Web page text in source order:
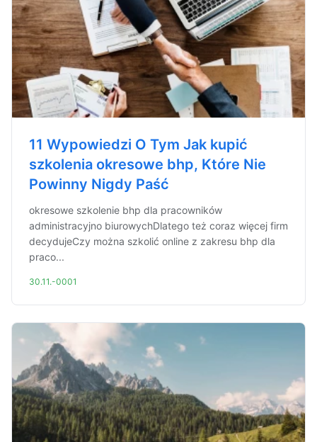
11 Wypowiedzi O Tym Jak kupić
szkolenia okresowe bhp, Które Nie
Powinny Nigdy Paść
okresowe szkolenie bhp dla pracowników
administracyjno biurowychDlatego też coraz więcej firm
decydujeCzy można szkolić online z zakresu bhp dla
praco...
30.11.-0001